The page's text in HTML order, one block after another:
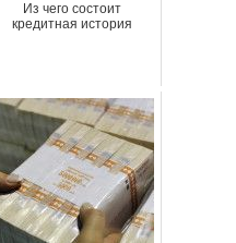
Из чего состоит
кредитная история